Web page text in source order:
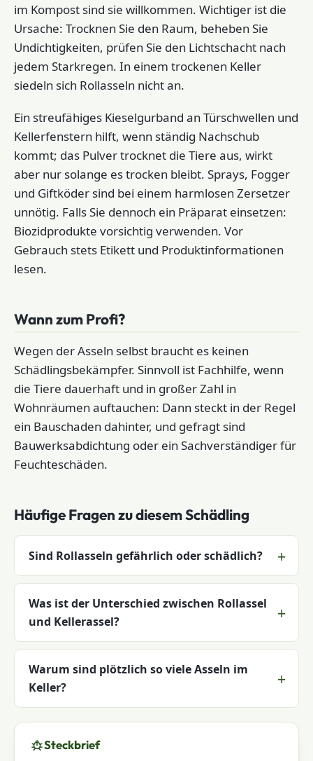
im Kompost sind sie willkommen. Wichtiger ist die
Ursache: Trocknen Sie den Raum, beheben Sie
Undichtigkeiten, prüfen Sie den Lichtschacht nach
jedem Starkregen. In einem trockenen Keller
siedeln sich Rollasseln nicht an.
Ein streufähiges Kieselgurband an Türschwellen und
Kellerfenstern hilft, wenn ständig Nachschub
kommt; das Pulver trocknet die Tiere aus, wirkt
aber nur solange es trocken bleibt. Sprays, Fogger
und Giftköder sind bei einem harmlosen Zersetzer
unnötig. Falls Sie dennoch ein Präparat einsetzen:
Biozidprodukte vorsichtig verwenden. Vor
Gebrauch stets Etikett und Produktinformationen
lesen.
Wann zum Profi?
Wegen der Asseln selbst braucht es keinen
Schädlingsbekämpfer. Sinnvoll ist Fachhilfe, wenn
die Tiere dauerhaft und in großer Zahl in
Wohnräumen auftauchen: Dann steckt in der Regel
ein Bauschaden dahinter, und gefragt sind
Bauwerksabdichtung oder ein Sachverständiger für
Feuchteschäden.
Häufige Fragen zu diesem Schädling
Sind Rollasseln gefährlich oder schädlich?
Was ist der Unterschied zwischen Rollassel
und Kellerassel?
Warum sind plötzlich so viele Asseln im
Keller?
Steckbrief